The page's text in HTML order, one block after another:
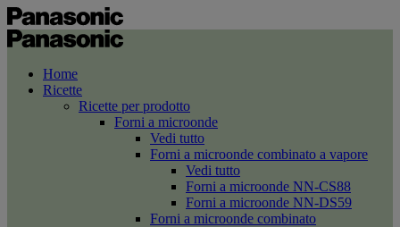
Home
Ricette
Ricette per prodotto
Forni a microonde
Vedi tutto
Forni a microonde combinato a vapore
Vedi tutto
Forni a microonde NN-CS88
Forni a microonde NN-DS59
Forni a microonde combinato